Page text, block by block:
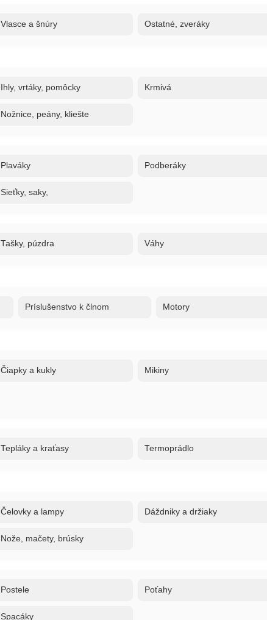
Vlasce a šnúry Ostatné, zveráky
Ihly, vrtáky, pomôcky Krmivá
Nožnice, peány, kliešte
Plaváky Podberáky
Sieťky, saky,
Tašky, púzdra Váhy
Príslušenstvo k člnom Motory
Čiapky a kukly Mikiny
Tepláky a kraťasy Termoprádlo
Čelovky a lampy Dáždniky a držiaky
Nože, mačety, brúsky
Postele Poťahy
Spacáky